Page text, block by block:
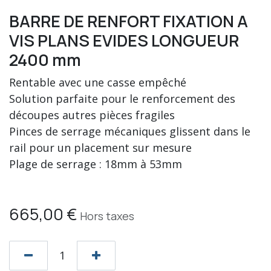
BARRE DE RENFORT FIXATION A
VIS PLANS EVIDES LONGUEUR
2400 mm
Rentable avec une casse empêché
Solution parfaite pour le renforcement des
découpes autres pièces fragiles
Pinces de serrage mécaniques glissent dans le
rail pour un placement sur mesure
Plage de serrage : 18mm à 53mm
665,00 € Hors taxes